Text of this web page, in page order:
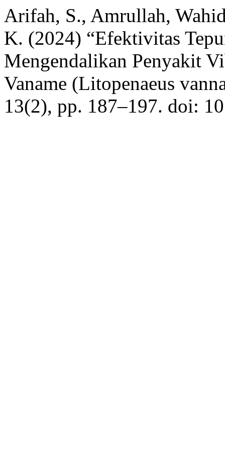
Arifah, S., Amrullah,
K. (2024) “Efektivitas
Mengendalikan Penyakit
Vaname (Litopenaeus
13(2), pp. 187–197. doi: